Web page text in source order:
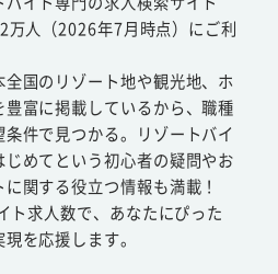
万人（2026年7月時点）にご利
国のリゾート地や観光地、ホ
富に掲載しているから、職種
件で見つかる。リゾートバイ
じめてという初心者の疑問やお
関する役立つ情報も満載！
ト求人数で、あなたにぴった
を応援します。